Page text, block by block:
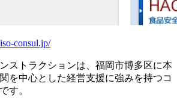
consul.jp/
ストラクションは、福岡市博多区に本
を中心とした経営支援に強みを持つコ
す。